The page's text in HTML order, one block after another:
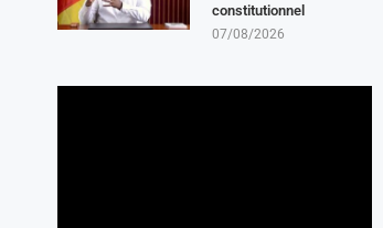
constitutionnel
07/08/2026